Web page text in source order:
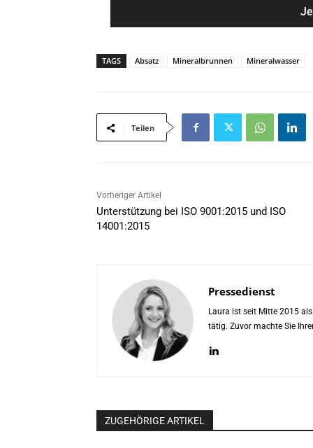
TAGS Absatz Mineralbrunnen Mineralwasser
Teilen
Vorheriger Artikel
Unterstützung bei ISO 9001:2015 und ISO
14001:2015
Pressedienst
Laura ist seit Mitte 2015
tätig. Zuvor machte Sie
ZUGEHÖRIGE ARTIKEL